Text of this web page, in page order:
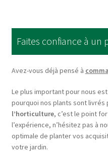
Faites confiance à un
Avez-vous déjà pensé à
Le plus important pour nous
pourquoi nos plants sont livrés
l’horticulture, c’est le point
l’expérience, n’hésitez pas à
optimale de planter vos
votre jardin.